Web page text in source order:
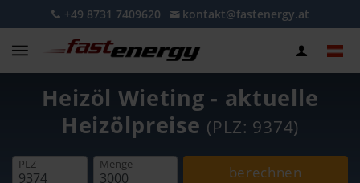
+49 8731 7409620 kontakt@fastenergy.at
Heizöl Wieting - aktuelle
Heizölpreise (PLZ: 9374)
PLZ Menge berechnen